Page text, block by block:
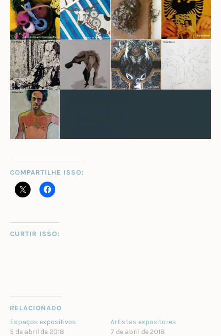
COMPARTILHE ISSO:
CURTIR ISSO:
RELACIONADO
Espaços expositivos
5 de abril de 2018
Artistas expositores
7 de abril de 2018